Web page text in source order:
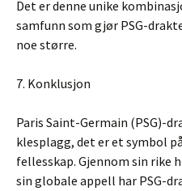
Det er denne unike
samfunn som gjør PSG-
noe større.
7. Konklusjon
Paris Saint-Germain (PSG)-
klesplagg, det er et symbol
fellesskap. Gjennom sin rike
sin globale appell har PSG-